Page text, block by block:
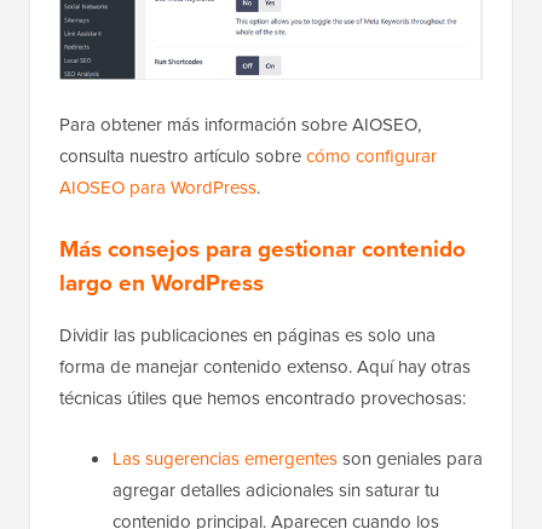
Para obtener más información sobre AIOSEO,
consulta nuestro artículo sobrecómo configurar
AIOSEO para WordPress.
Más consejos para gestionar contenido
largo en WordPress
Dividir las publicaciones en páginas es solo una
forma de manejar contenido extenso. Aquí hay otras
técnicas útiles que hemos encontrado provechosas:
Las sugerencias emergentesson geniales para
agregar detalles adicionales sin saturar tu
contenido principal. Aparecen cuando los